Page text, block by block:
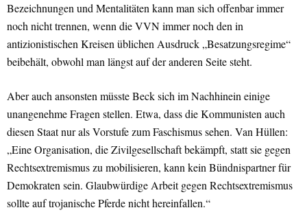
Bezeichnungen und Mentalitäten kann man sich offenbar immer
noch nicht trennen, wenn die VVN immer noch den in
antizionistischen Kreisen üblichen Ausdruck „Besatzungsregime“
beibehält, obwohl man längst auf der anderen Seite steht.
Aber auch ansonsten müsste Beck sich im Nachhinein einige
unangenehme Fragen stellen. Etwa, dass die Kommunisten auch
diesen Staat nur als Vorstufe zum Faschismus sehen. Van Hüllen:
„Eine Organisation, die Zivilgesellschaft bekämpft, statt sie gegen
Rechtsextremismus zu mobilisieren, kann kein Bündnispartner für
Demokraten sein. Glaubwürdige Arbeit gegen Rechtsextremismus
sollte auf trojanische Pferde nicht hereinfallen.“